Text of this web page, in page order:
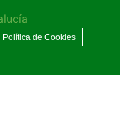
Política de Cookies